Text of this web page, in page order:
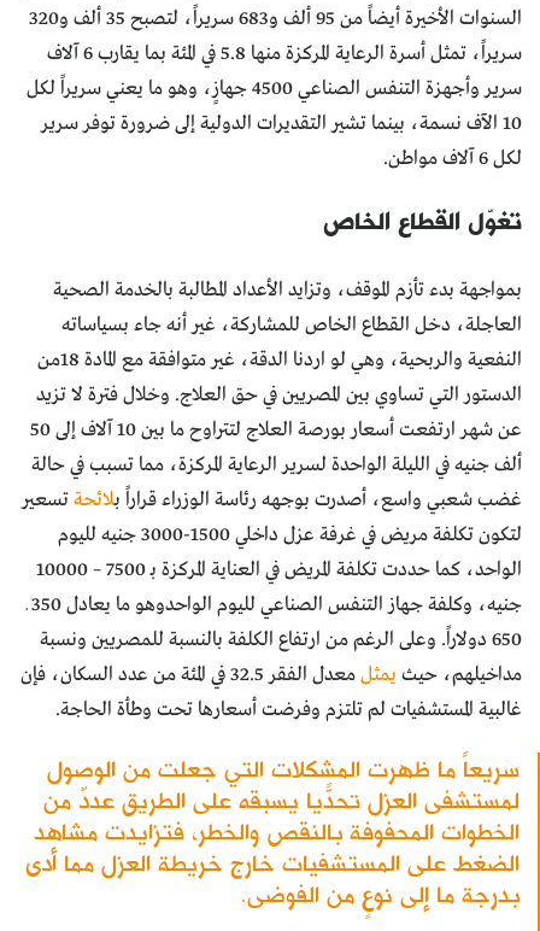
السنوات الأخيرة أيضاً من 95 ألف و683 سريراً، لتصبح 35 ألف و320
سريراً، تمثل أسرة الرعاية المركزة منها 5.8 في المئة بما يقارب 6 آلاف
سرير وأجهزة التنفس الصناعي 4500 جهازٍ، وهو ما يعني سريراً لكل
10 الآف نسمة، بينما تشير التقديرات الدولية إلى ضرورة توفر سرير
لكل 6 آلاف مواطن.
تغوّل القطاع الخاص
بمواجهة بدء تأزم الموقف، وتزايد الأعداد المطالبة بالخدمة الصحية
العاجلة، دخل القطاع الخاص للمشاركة، غير أنه جاء بسياساته
النفعية والربحية، وهي لو اردنا الدقة، غير متوافقة مع المادة 18من
الدستور التي تساوي بين المصريين في حق العلاج. وخلال فترة لا تزيد
عن شهر ارتفعت أسعار بورصة العلاج لتتراوح ما بين 10 آلاف إلى 50
ألف جنيه في الليلة الواحدة لسرير الرعاية المركزة، مما تسبب في حالة
غضب شعبي واسع، أصدرت بوجهه رئاسة الوزراء قراراً بلائحةتسعير
لتكون تكلفة مريض في غرفة عزل داخلي 1500-3000 جنيه لليوم
الواحد، كما حددت تكلفة المريض في العناية المركزة بـ 7500 – 10000
جنيه، وكلفة جهاز التنفس الصناعي لليوم الواحدوهو ما يعادل 350 ـ
650 دولاراً. وعلى الرغم من ارتفاع الكلفة بالنسبة للمصريين ونسبة
مداخيلهم، حيث يمثل
معدل الفقر 32.5 في المئة من عدد السكان، فإن
غالبية المستشفيات لم تلتزم وفرضت أسعارها تحت وطأة الحاجة.
سريعاً ما ظهرت المشكلات التي جعلت من الوصول
لمستشفى العزل تحدّياً يسبقه على الطريق عددٌ من
الخطوات المحفوفة بالنقص والخطر، فتزايدت مشاهد
الضغط على المستشفيات خارج خريطة العزل مما أدى
بدرجة ما إلى نوعٍ من الفوضى.